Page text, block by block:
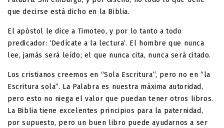
que decirse está dicho en la Biblia.
El apóstol le dice a Timoteo, y por lo tanto a todo
predicador: ‘Dedícate a la lectura’. El hombre que nunca
lee, jamás será leído; el que nunca cita, nunca será citado.
Los cristianos creemos en “Sola Escritura”, pero no en “la
Escritura sola”. La Palabra es nuestra máxima autoridad,
pero esto no niega el valor que puedan tener otros libros.
La Biblia tiene excelentes principios para la paternidad,
por supuesto, pero un buen libro puede ayudarnos a ser